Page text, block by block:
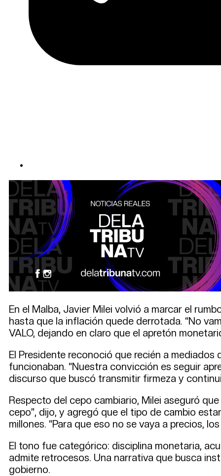
En el Malba, Javier Milei volvió a marcar el
hasta que la inflación quede derrotada. “No
VALO, dejando en claro que el apretón
El Presidente reconoció que recién a
funcionaban. “Nuestra convicción es seguir
discurso que buscó transmitir firmeza y
Respecto del cepo cambiario, Milei aseguró
cepo”, dijo, y agregó que el tipo de cambio
millones. “Para que eso no se vaya a precios,
El tono fue categórico: disciplina monetaria,
admite retrocesos. Una narrativa que busca
gobierno.